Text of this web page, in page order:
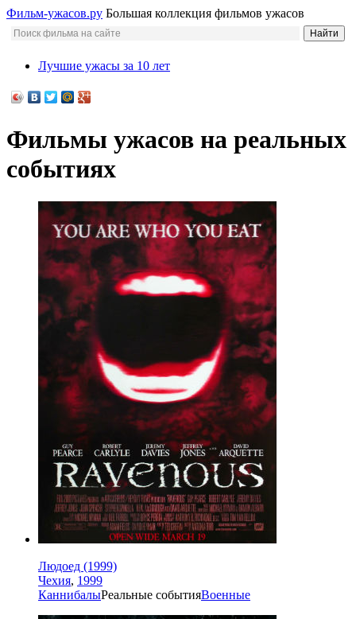
Фильм-ужасов.ру Большая коллекция фильмов ужасов
Лучшие ужасы за 10 лет
Фильмы ужасов на реальных
событиях
Людоед (1999)
Чехия, 1999
КаннибалыРеальные событияВоенные